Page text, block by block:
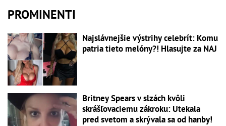
PROMINENTI
Najslávnejšie výstrihy celebrít: Komu
patria tieto melóny?! Hlasujte za NAJ
Britney Spears v slzách kvôli
skrášľovaciemu zákroku: Utekala
pred svetom a skrývala sa od hanby!